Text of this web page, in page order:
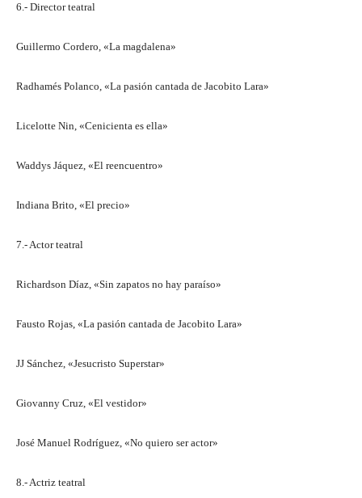
6.- Director teatral
Guillermo Cordero, «La magdalena»
Radhamés Polanco, «La pasión cantada de Jacobito Lara»
Licelotte Nin, «Cenicienta es ella»
Waddys Jáquez, «El reencuentro»
Indiana Brito, «El precio»
7.- Actor teatral
Richardson Díaz, «Sin zapatos no hay paraíso»
Fausto Rojas, «La pasión cantada de Jacobito Lara»
JJ Sánchez, «Jesucristo Superstar»
Giovanny Cruz, «El vestidor»
José Manuel Rodríguez, «No quiero ser actor»
8.- Actriz teatral